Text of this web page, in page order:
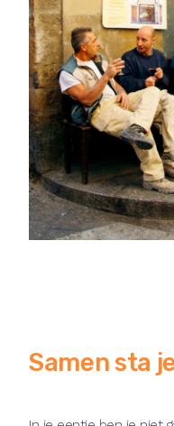
Samen sta